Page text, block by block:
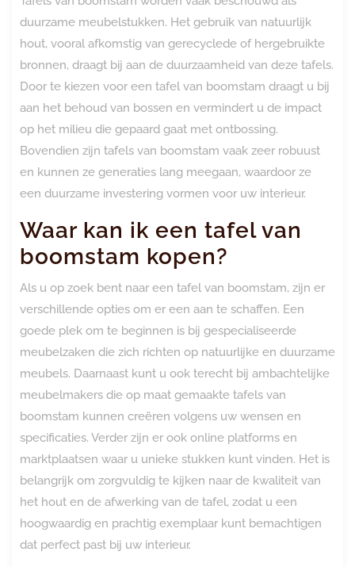
duurzame meubelstukken. Het gebruik van natuurlijk
hout, vooral afkomstig van gerecyclede of hergebruikte
bronnen, draagt bij aan de duurzaamheid van deze tafels.
Door te kiezen voor een tafel van boomstam draagt u bij
aan het behoud van bossen en vermindert u de impact
op het milieu die gepaard gaat met ontbossing.
Bovendien zijn tafels van boomstam vaak zeer robuust
en kunnen ze generaties lang meegaan, waardoor ze
een duurzame investering vormen voor uw interieur.
Waar kan ik een tafel van
boomstam kopen?
Als u op zoek bent naar een tafel van boomstam, zijn er
verschillende opties om er een aan te schaffen. Een
goede plek om te beginnen is bij gespecialiseerde
meubelzaken die zich richten op natuurlijke en duurzame
meubels. Daarnaast kunt u ook terecht bij ambachtelijke
meubelmakers die op maat gemaakte tafels van
boomstam kunnen creëren volgens uw wensen en
specificaties. Verder zijn er ook online platforms en
marktplaatsen waar u unieke stukken kunt vinden. Het is
belangrijk om zorgvuldig te kijken naar de kwaliteit van
het hout en de afwerking van de tafel, zodat u een
hoogwaardig en prachtig exemplaar kunt bemachtigen
dat perfect past bij uw interieur.